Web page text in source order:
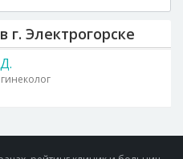
г. Электрогорске